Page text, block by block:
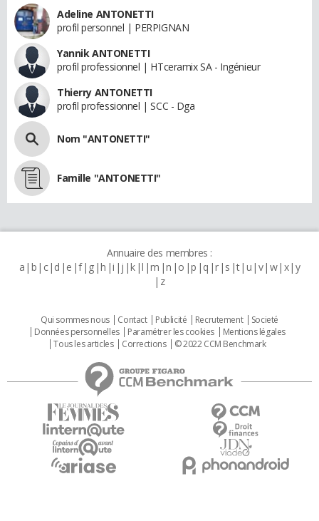
Adeline ANTONETTI
profil personnel | PERPIGNAN
Yannik ANTONETTI
profil professionnel | HTceramix SA - Ingénieur
Thierry ANTONETTI
profil professionnel | SCC - Dga
Nom "ANTONETTI"
Famille "ANTONETTI"
Annuaire des membres :
a b c d e f g h i j k l m n o p q r s t u v w x y
z
Qui sommes nous Contact Publicité Recrutement
Societé
Données personnelles
Paramétrer les cookies
Mentions légales
Tous les articles
Corrections © 2022 CCM Benchmark